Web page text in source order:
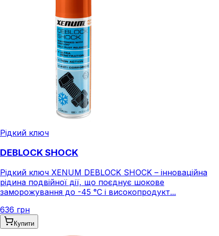
Рідкий ключ
DEBLOCK SHOCK
Рідкий ключ XENUM DEBLOCK SHOCK – інноваційна
рідина подвійної дії, що поєднує шокове
заморожування до -45 °C і високопродукт...
636 грн
Купити